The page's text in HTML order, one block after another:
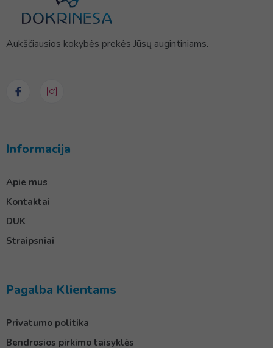
Aukščiausios kokybės prekės Jūsų augintiniams.
Informacija
Apie mus
Kontaktai
DUK
Straipsniai
Pagalba Klientams
Privatumo politika
Bendrosios pirkimo taisyklės